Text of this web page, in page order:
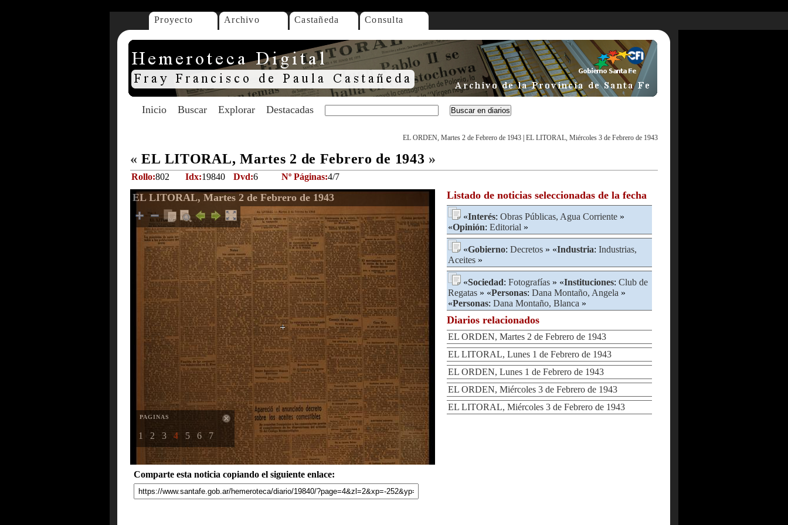
Proyecto Archivo Castañeda Consulta
Inicio Buscar Explorar Destacadas
EL ORDEN, Martes 2 de Febrero de 1943 EL LITORAL, Miércoles 3 de Febrero de 1943
« EL LITORAL, Martes 2 de Febrero de 1943 »
Rollo:802 Idx:19840 Dvd:6 Nº Páginas:4/7
EL LITORAL, Martes 2 de Febrero de 1943
PAGINAS
1 2 3 4 5 6 7
Comparte esta noticia copiando el siguiente enlace:
Listado de noticias seleccionadas de la fecha
«Interés: Obras Públicas, Agua Corriente »
«Opinión: Editorial »
«Gobierno: Decretos » «Industria: Industrias,
Aceites »
«Sociedad: Fotografías » «Instituciones: Club de
Regatas » «Personas: Dana Montaño, Angela »
«Personas: Dana Montaño, Blanca »
Diarios relacionados
EL ORDEN, Martes 2 de Febrero de 1943
EL LITORAL, Lunes 1 de Febrero de 1943
EL ORDEN, Lunes 1 de Febrero de 1943
EL ORDEN, Miércoles 3 de Febrero de 1943
EL LITORAL, Miércoles 3 de Febrero de 1943